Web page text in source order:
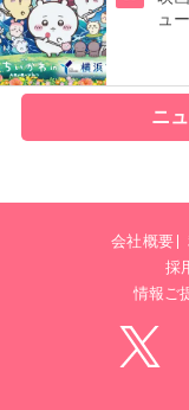
ュ
ニ
会社概要
採
情報ご